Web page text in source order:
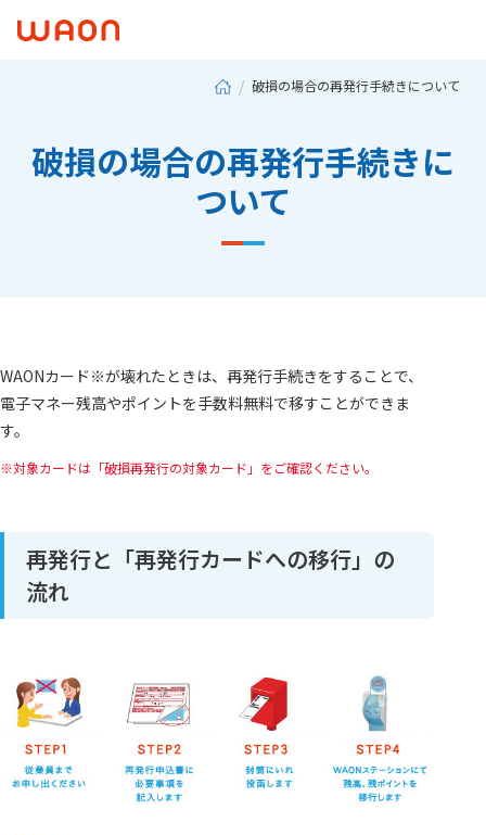
破損の場合の再発行手続きについて
破損の場合の再発行手続きに
ついて
WAONカード※が壊れたときは、再発行手続きをすることで、
電子マネー残高やポイントを手数料無料で移すことができま
す。
対象カードは「破損再発行の対象カード」をご確認ください。
再発行と「再発行カードへの移行」の
流れ